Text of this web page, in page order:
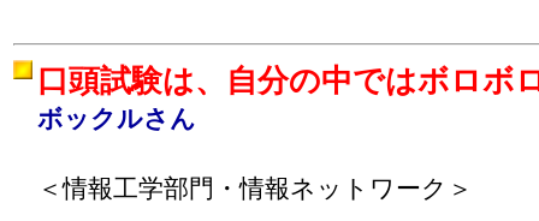
口頭試験は、自分の中ではボロボ
ボックルさん
＜情報工学部門・情報ネットワーク＞